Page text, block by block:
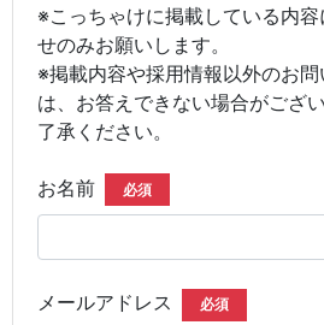
※こっちゃけに掲載している内
せのみお願いします。
※掲載内容や採用情報以外のお
は、お答えできない場合がござ
了承ください。
お名前 必須
メールアドレス 必須